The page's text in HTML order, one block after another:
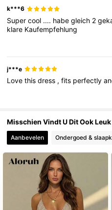
k***6
Supercool .... habegleich 2
klare Kaufempfehlung
j***e
Lovethisdress ,fits perfectly
Misschien Vindt U Dit Ook Leuk
Aanbevelen Ondergoed &